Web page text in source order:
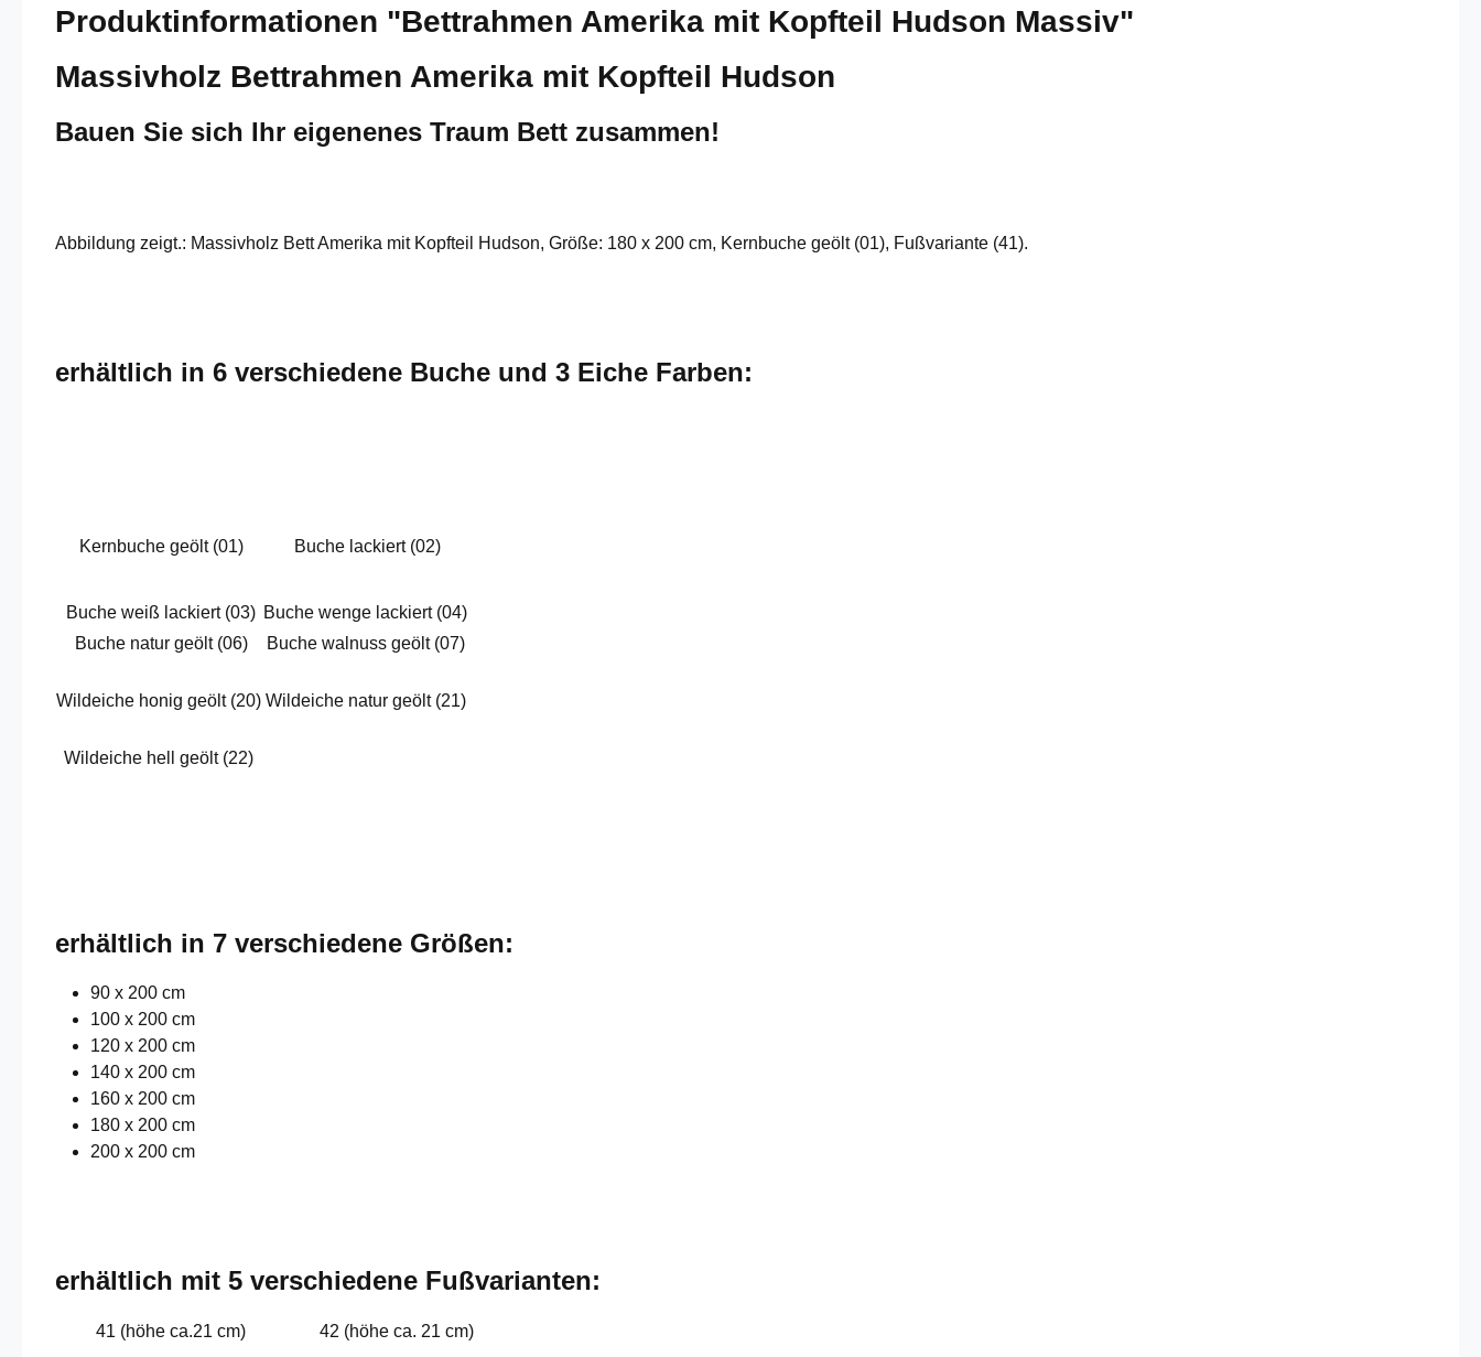
Produktinformationen "Bettrahmen Amerika mit Kopfteil Hudson Massiv"
Massivholz Bettrahmen Amerika mit Kopfteil Hudson
Bauen Sie sich Ihr eigenenes Traum Bett zusammen!
Abbildung zeigt.: Massivholz Bett Amerika mit Kopfteil Hudson, Größe: 180 x 200 cm, Kernbuche geölt (01), Fußvariante (41).
erhältlich in 6 verschiedene Buche und 3 Eiche Farben:
Kernbuche geölt (01) Buche lackiert (02)
Buche weiß lackiert (03) Buche wenge lackiert (04)
Buche natur geölt (06)
Buche walnuss geölt (07)
Wildeiche honig geölt (20) Wildeiche natur geölt (21)
Wildeiche hell geölt (22)
erhältlich in 7 verschiedene Größen:
90 x 200 cm
100 x 200 cm
120 x 200 cm
140 x 200 cm
160 x 200 cm
180 x 200 cm
200 x 200 cm
erhältlich mit 5 verschiedene Fußvarianten:
41 (höhe ca.21 cm) 42 (höhe ca. 21 cm)